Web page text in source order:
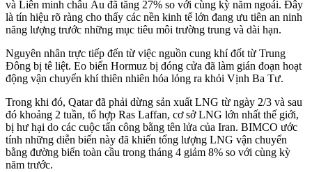
và Liên minh châu Âu đã tăng 27% so với cùng kỳ năm ngoái. Đây
là tín hiệu rõ ràng cho thấy các nền kinh tế lớn đang ưu tiên an ninh
năng lượng trước những mục tiêu môi trường trung và dài hạn.
Nguyên nhân trực tiếp đến từ việc nguồn cung khí đốt từ Trung
Đông bị tê liệt. Eo biển Hormuz bị đóng cửa đã làm gián đoạn hoạt
động vận chuyển khí thiên nhiên hóa lỏng ra khỏi Vịnh Ba Tư.
Trong khi đó, Qatar đã phải dừng sản xuất LNG từ ngày 2/3 và sau
đó khoảng 2 tuần, tổ hợp Ras Laffan, cơ sở LNG lớn nhất thế giới,
bị hư hại do các cuộc tấn công bằng tên lửa của Iran. BIMCO ước
tính những diễn biến này đã khiến tổng lượng LNG vận chuyển
bằng đường biển toàn cầu trong tháng 4 giảm 8% so với cùng kỳ
năm trước.